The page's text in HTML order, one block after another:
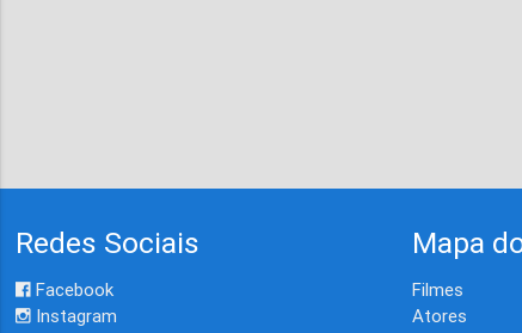
Redes Sociais
Facebook
Instagram
Mapa
Filmes
Atores